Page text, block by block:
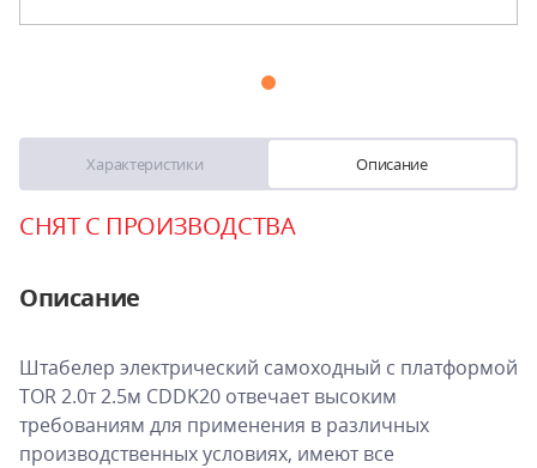
Характеристики Описание
СНЯТ С ПРОИЗВОДСТВА
Описание
Штабелер электрический самоходный с платформой
TOR 2.0т 2.5м CDDK20 отвечает высоким
требованиям для применения в различных
производственных условиях, имеют все